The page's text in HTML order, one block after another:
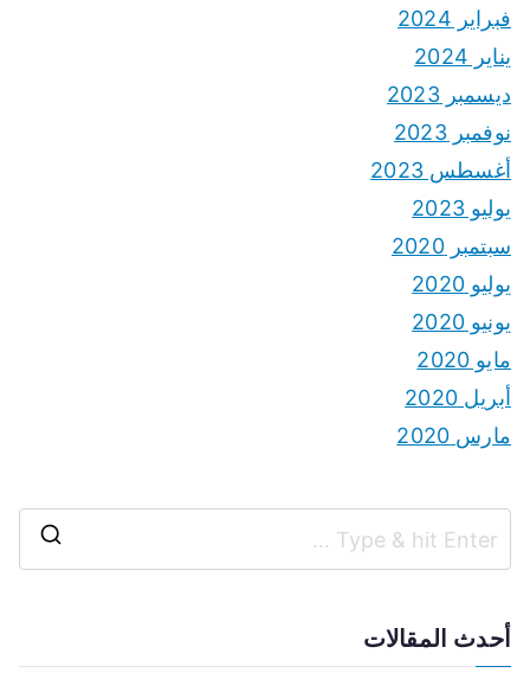
فبراير 2024
يناير 2024
ديسمبر 2023
نوفمبر 2023
أغسطس 2023
يوليو 2023
سبتمبر 2020
يوليو 2020
يونيو 2020
مايو 2020
أبريل 2020
مارس 2020
r
أحدث المقالات